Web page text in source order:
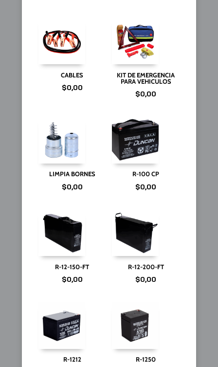
CABLES
$0,00
KIT DE EMERGENCIA
PARA VEHICULOS
$0,00
LIMPIA BORNES
$0,00
R-100 CP
$0,00
R-12-150-FT
$0,00
R-12-200-FT
$0,00
R-1212 R-1250